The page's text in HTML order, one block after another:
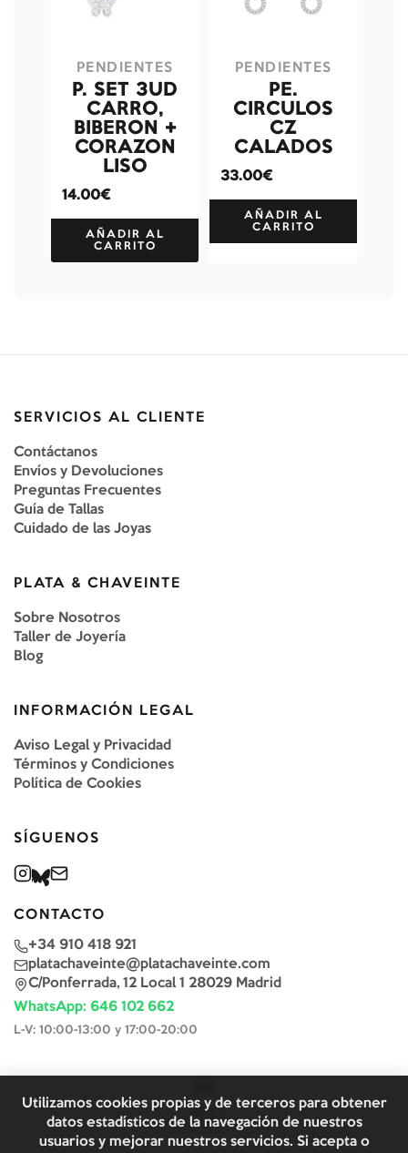
PENDIENTES
P. SET 3UD
CARRO,
BIBERON +
CORAZON
LISO
14.00€
AÑADIR AL
CARRITO
PENDIENTES
PE.
CIRCULOS
CZ
CALADOS
33.00€
AÑADIR AL
CARRITO
SERVICIOS AL CLIENTE
Contáctanos
Envíos y Devoluciones
Preguntas Frecuentes
Guía de Tallas
Cuidado de las Joyas
PLATA & CHAVEINTE
Sobre Nosotros
Taller de Joyería
Blog
INFORMACIÓN LEGAL
Aviso Legal y Privacidad
Términos y Condiciones
Política de Cookies
SÍGUENOS
CONTACTO
+34 910 418 921
platachaveinte@platachaveinte.com
C/Ponferrada, 12 Local 1 28029 Madrid
WhatsApp: 646 102 662
L-V: 10:00-13:00 y 17:00-20:00
Utilizamos cookies propias y de terceros para obtener
datos estadísticos de la navegación de nuestros
usuarios y mejorar nuestros servicios. Si acepta o